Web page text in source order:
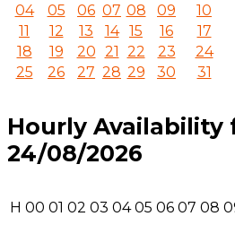
04
05 06 07 08 09
10
11
12 13 14 15 16
17
18
19 20 21 22 23
24
25
26 27 28 29 30 31
Hourly Availability
24/08/2026
H 00 01 02 03 04 05 06 07 08